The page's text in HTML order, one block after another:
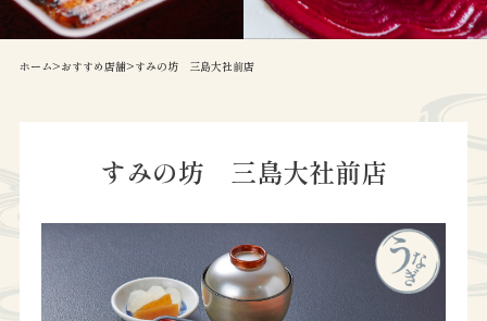
ホーム おすすめ店舗 すみの坊 三島大社前店
すみの坊 三島大社前店